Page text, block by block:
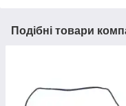
Подібні товари